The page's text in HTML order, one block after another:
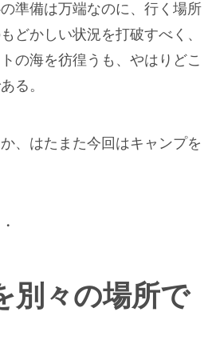
準備は万端なのに、行く場所
どかしい状況を打破すべく、
の海を彷徨うも、やはりどこ
る。
、はたまた今回はキャンプを
別々の場所で